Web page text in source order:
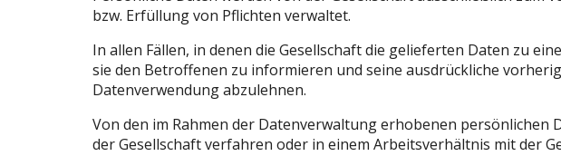
bzw. Erfüllung von Pflichten verwaltet.
In allen Fällen, in denen die Gesellschaft die gelieferten Daten zu
sie den Betroffenen zu informieren und seine ausdrückliche
Datenverwendung abzulehnen.
Von den im Rahmen der Datenverwaltung erhobenen
der Gesellschaft verfahren oder in einem Arbeitsverhältnis mit der